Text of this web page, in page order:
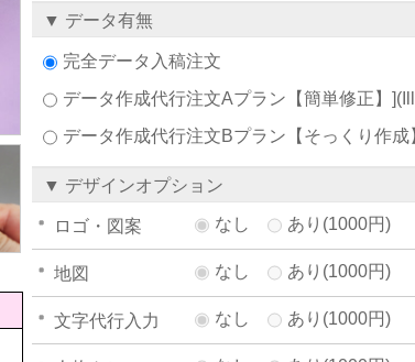
▼ データ有無
完全データ入稿注文
データ作成代行注文Aプラン【簡単修正】
データ作成代行注文Bプラン【そっくり作成
▼ デザインオプション
ロゴ・図案 なし あり(1000円)
地図 なし あり(1000円)
文字代行入力 なし あり(1000円)